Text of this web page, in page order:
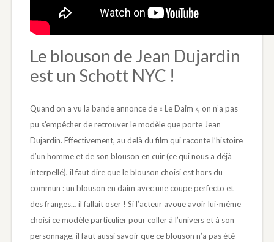
Le blouson de Jean Dujardin
est un Schott NYC !
Quand on a vu la bande annonce de « Le Daim », on n’a pas
pu s’empêcher de retrouver le modèle que porte Jean
Dujardin. Effectivement, au delà du film qui raconte l’histoire
d’un homme et de son blouson en cuir (ce qui nous a déjà
interpellé), il faut dire que le blouson choisi est hors du
commun : un blouson en daim avec une coupe perfecto et
des franges… il fallait oser ! Si l’acteur avoue avoir lui-même
choisi ce modèle particulier pour coller à l’univers et à son
personnage, il faut aussi savoir que ce blouson n’a pas été